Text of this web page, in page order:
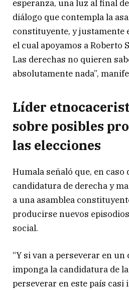
esperanza, una luz al final
diálogo que contempla la
constituyente, y justamente
el cual apoyamos a Roberto
Las derechas no quieren
absolutamente nada”,
Líder
sobre posibles
las elecciones
Humala señaló que, en
candidatura de derecha y
a una asamblea
producirse nuevos
social.
“Y si van a perseverar en un
imponga la candidatura de
perseverar en este país casi